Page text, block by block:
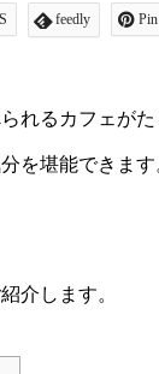
feedly
れるカフェが
を堪能できま
介します。